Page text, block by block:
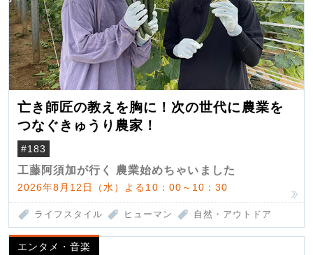
亡き師匠の教えを胸に！次の世代に農業を
つなぐきゅうり農家！
#183
工藤阿須加が行く 農業始めちゃいました
2026年8月12日（水）よる10：00～10：30
ライフスタイル ヒューマン 自然・アウトドア
エンタメ・音楽